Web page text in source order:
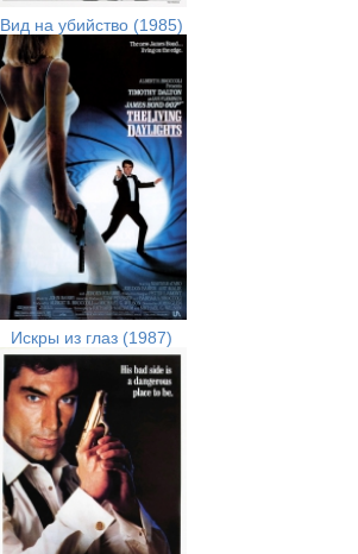
Вид на убийство (1985)
Искры из глаз (1987)